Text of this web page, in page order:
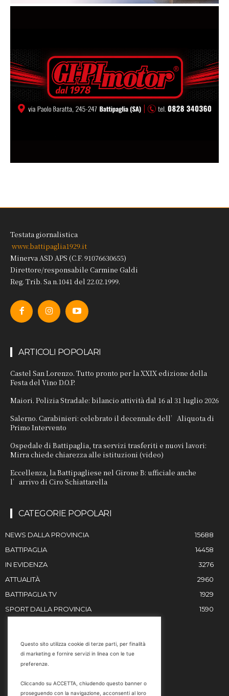
Testata giornalistica
www.battipaglia1929.it
Minerva ASD APS (C.F. 91076630655)
Direttore/responsabile Carmine Galdi
Reg. Trib. Sa n.1041 del 22.02.1999.
ARTICOLI POPOLARI
Castel San Lorenzo. Tutto pronto per la XXIX edizione della
Festa del Vino D.O.P.
Maiori. Polizia Stradale: bilancio attività dal 16 al 31 luglio 2026
Salerno. Carabinieri: celebrato il decennale dell’Aliquota di
Primo Intervento
Ospedale di Battipaglia, tra servizi trasferiti e nuovi lavori:
Mirra chiede chiarezza alle istituzioni (video)
Eccellenza, la Battipagliese nel Girone B: ufficiale anche
l’arrivo di Ciro Schiattarella
CATEGORIE POPOLARI
NEWS DALLA PROVINCIA
15688
BATTIPAGLIA
14458
IN EVIDENZA
3276
ATTUALITÀ
2960
BATTIPAGLIA TV
1929
SPORT DALLA PROVINCIA
1590
Email
marketing@battipaglia1929.it
Questo sito utilizza cookie di terze parti, per finalità
di marketing e fornire servizi in linea con le tue
preferenze.
Cliccando su ACCETTA, chiudendo questo banner o
proseguendo con la navigazione, acconsenti al loro